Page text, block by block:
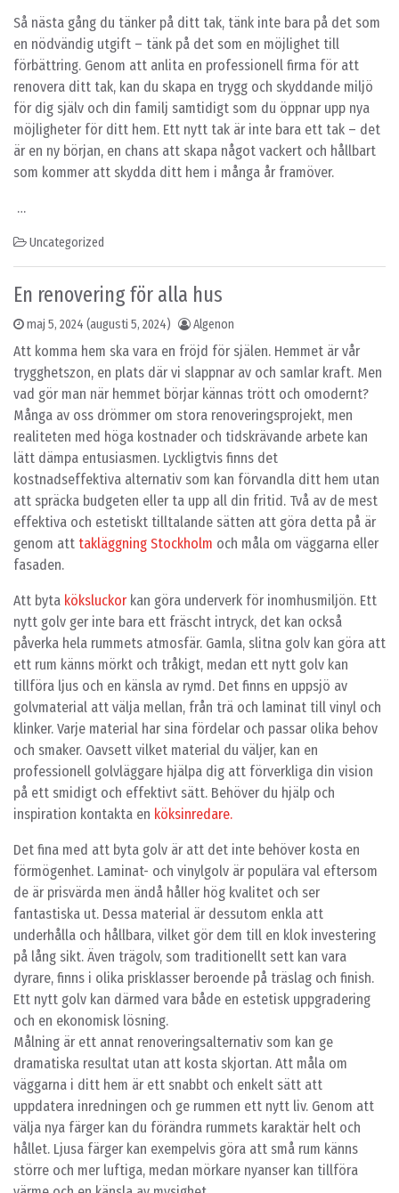
Så nästa gång du tänker på ditt tak, tänk inte bara på det som
en nödvändig utgift – tänk på det som en möjlighet till
förbättring. Genom att anlita en professionell firma för att
renovera ditt tak, kan du skapa en trygg och skyddande miljö
för dig själv och din familj samtidigt som du öppnar upp nya
möjligheter för ditt hem. Ett nytt tak är inte bara ett tak – det
är en ny början, en chans att skapa något vackert och hållbart
som kommer att skydda ditt hem i många år framöver.
…
Uncategorized
En renovering för alla hus
maj 5, 2024 (augusti 5, 2024) Algenon
Att komma hem ska vara en fröjd för själen. Hemmet är vår
trygghetszon, en plats där vi slappnar av och samlar kraft. Men
vad gör man när hemmet börjar kännas trött och omodernt?
Många av oss drömmer om stora renoveringsprojekt, men
realiteten med höga kostnader och tidskrävande arbete kan
lätt dämpa entusiasmen. Lyckligtvis finns det
kostnadseffektiva alternativ som kan förvandla ditt hem utan
att spräcka budgeten eller ta upp all din fritid. Två av de mest
effektiva och estetiskt tilltalande sätten att göra detta på är
genom att takläggning Stockholm och måla om väggarna eller
fasaden.
Att byta köksluckorkan göra underverk för inomhusmiljön. Ett
nytt golv ger inte bara ett fräscht intryck, det kan också
påverka hela rummets atmosfär. Gamla, slitna golv kan göra att
ett rum känns mörkt och tråkigt, medan ett nytt golv kan
tillföra ljus och en känsla av rymd. Det finns en uppsjö av
golvmaterial att välja mellan, från trä och laminat till vinyl och
klinker. Varje material har sina fördelar och passar olika behov
och smaker. Oavsett vilket material du väljer, kan en
professionell golvläggare hjälpa dig att förverkliga din vision
på ett smidigt och effektivt sätt. Behöver du hjälp och
inspiration kontakta en köksinredare.
Det fina med att byta golv är att det inte behöver kosta en
förmögenhet. Laminat- och vinylgolv är populära val eftersom
de är prisvärda men ändå håller hög kvalitet och ser
fantastiska ut. Dessa material är dessutom enkla att
underhålla och hållbara, vilket gör dem till en klok investering
på lång sikt. Även trägolv, som traditionellt sett kan vara
dyrare, finns i olika prisklasser beroende på träslag och finish.
Ett nytt golv kan därmed vara både en estetisk uppgradering
och en ekonomisk lösning.
Målning är ett annat renoveringsalternativ som kan ge
dramatiska resultat utan att kosta skjortan. Att måla om
väggarna i ditt hem är ett snabbt och enkelt sätt att
uppdatera inredningen och ge rummen ett nytt liv. Genom att
välja nya färger kan du förändra rummets karaktär helt och
hållet. Ljusa färger kan exempelvis göra att små rum känns
större och mer luftiga, medan mörkare nyanser kan tillföra